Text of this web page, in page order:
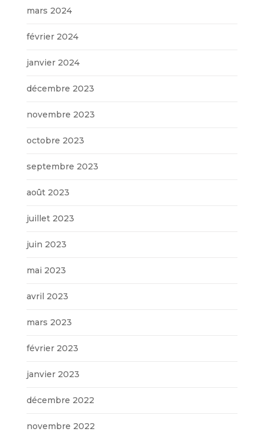
mars 2024
février 2024
janvier 2024
décembre 2023
novembre 2023
octobre 2023
septembre 2023
août 2023
juillet 2023
juin 2023
mai 2023
avril 2023
mars 2023
février 2023
janvier 2023
décembre 2022
novembre 2022